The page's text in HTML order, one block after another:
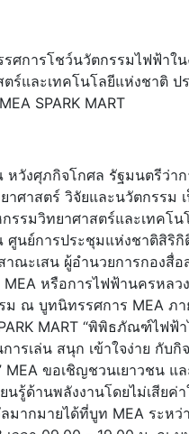
รศการโชว์นวัตกรรมไฟฟ้าใ
ตร์และเทคโนโลยีแห่งชาติ ป
SPARK MART
หวังศุภกิจโกศล รัฐมนตรีว่าก
าศาสตร์ วิจัยและนวัตกรรม
รรมวิทยาศาสตร์และเทคโน
ศูนย์การประชุมแห่งชาติสิริกิ
าณะเสน ผู้อำนวยการกองสื่อ
MEA หรือการไฟฟ้านครหลว
ม ณ บูทนิทรรศการ MEA ภา
MART “พิพิธภัณฑ์ไฟฟ้
การเล่น สนุก เข้าใจง่าย กับกิ
MEA ขอเชิญชวนเยาวชน แ
นรู้ด้านพลังงานโดยไม่เสียค่
มากมายได้ที่บูท MEA ระหว่